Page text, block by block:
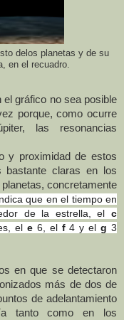
delos planetas y de su
en el recuadro.
el gráfico no sea posible
porque, como ocurre
las resonancias
y proximidad de estos
bastante claras en los
concretamente
que en el tiempo en
de la estrella, el c
el e6, el f4 y elg 3
en que se detectaron
más de dos de
de adelantamiento
tanto como en los